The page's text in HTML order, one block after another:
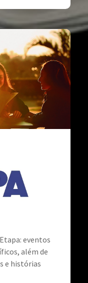
eventos
além de
e histórias